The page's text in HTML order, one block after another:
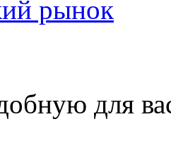
рынок
для